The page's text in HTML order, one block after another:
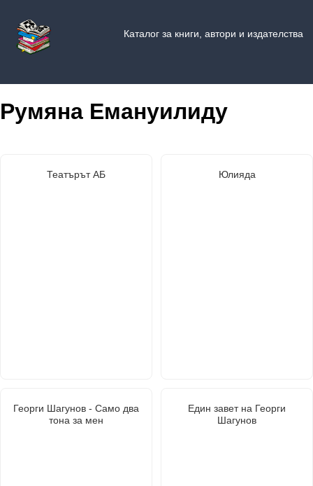
Каталог за книги, автори и издателства
Румяна Емануилиду
Театърът АБ Юлияда
Георги Шагунов - Само два
тона за мен
Един завет на Георги
Шагунов